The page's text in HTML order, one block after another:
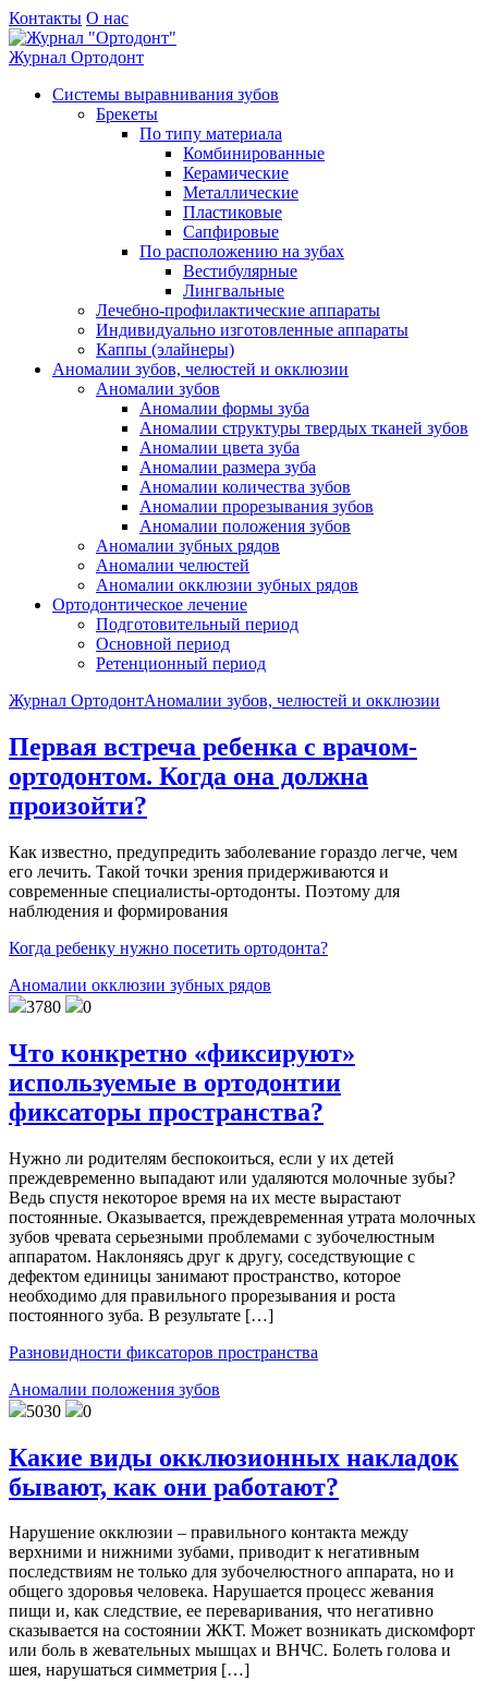
Контакты О нас
Журнал Ортодонт
Системы выравнивания зубов
Брекеты
По типу материала
Комбинированные
Керамические
Металлические
Пластиковые
Сапфировые
По расположению на зубах
Вестибулярные
Лингвальные
Лечебно-профилактические аппараты
Индивидуально изготовленные аппараты
Каппы (элайнеры)
Аномалии зубов, челюстей и окклюзии
Аномалии зубов
Аномалии формы зуба
Аномалии структуры твердых тканей зубов
Аномалии цвета зуба
Аномалии размера зуба
Аномалии количества зубов
Аномалии прорезывания зубов
Аномалии положения зубов
Аномалии зубных рядов
Аномалии челюстей
Аномалии окклюзии зубных рядов
Ортодонтическое лечение
Подготовительный период
Основной период
Ретенционный период
Журнал ОртодонтАномалии зубов, челюстей и окклюзии
Первая встреча ребенка с врачом-
ортодонтом. Когда она должна
произойти?
Как известно, предупредить заболевание гораздо легче, чем
его лечить. Такой точки зрения придерживаются и
современные специалисты-ортодонты. Поэтому для
наблюдения и формирования
Когда ребенку нужно посетить ортодонта?
Аномалии окклюзии зубных рядов
3780
0
Что конкретно «фиксируют»
используемые в ортодонтии
фиксаторы пространства?
Нужно ли родителям беспокоиться, если у их детей
преждевременно выпадают или удаляются молочные зубы?
Ведь спустя некоторое время на их месте вырастают
постоянные. Оказывается, преждевременная утрата молочных
зубов чревата серьезными проблемами с зубочелюстным
аппаратом. Наклоняясь друг к другу, соседствующие с
дефектом единицы занимают пространство, которое
необходимо для правильного прорезывания и роста
постоянного зуба. В результате […]
Разновидности фиксаторов пространства
Аномалии положения зубов
5030
0
Какие виды окклюзионных накладок
бывают, как они работают?
Нарушение окклюзии – правильного контакта между
верхними и нижними зубами, приводит к негативным
последствиям не только для зубочелюстного аппарата, но и
общего здоровья человека. Нарушается процесс жевания
пищи и, как следствие, ее переваривания, что негативно
сказывается на состоянии ЖКТ. Может возникать дискомфорт
или боль в жевательных мышцах и ВНЧС. Болеть голова и
шея, нарушаться симметрия […]